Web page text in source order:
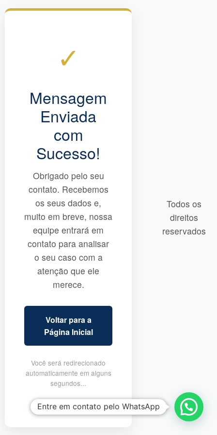
✓
Mensagem
Enviada
com
Sucesso!
Obrigado pelo seu
contato. Recebemos
os seus dados e,
muito em breve, nossa
equipe entrará em
contato para analisar
o seu caso com a
atenção que ele
merece.
Voltar para a
Página Inicial
Você será redirecionado
automaticamente em alguns
segundos...
Todos os
direitos
reservados
Entre em contato pelo WhatsApp